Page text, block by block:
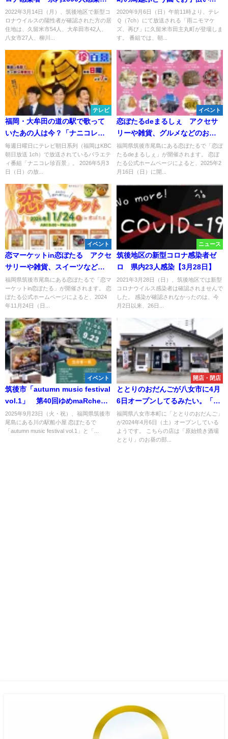
10人死亡【3月14日】
2022年3月14日（月）、筑後地区で新型コ
ロナウイルスの陽性者が確認された方の居
住地は、久留米市54人、大牟田市42人、
八女市27人、柳川...
「雨ニモマケズ、」
2020年9月6日（日）午前11時より、テレ
Ｑ（7ch）にて放送される「雨ニモマケ
ズ、再び」に久留米市田主丸町が登場しま
す。 番組では、朝...
テレビ
福岡・大牟田の道の駅で歌って
いたあの人は今？「ナニコレ珍
百景」5月3日放送
毎週日曜日にテレビ朝日系列（福岡はKBC
朝日放送 1ch）で放送されているバラエテ
ィ番組「ナニコレ珍百景」。 2026年5月3
日（日）の放...
イベント
恋ぼたるdeまるしぇ アクセサ
リーや雑貨、グルメなどのお店
が大集合！（筑後市）
福岡県筑後市尾島にある恋ぼたるで「恋ぼ
たるdeまるしぇ」が開催されます。 恋ぼ
たる公式ホームページによると、2025年2
月16日（日）に開...
イベント
恋マーケットin恋ぼたる アクセ
サリーや雑貨、スイーツなどの
お店がいっぱい！
福岡県筑後市尾島にある恋ぼたるで「恋マ
ーケットin恋ぼたる」が開催されます。 恋
ぼたる公式ホームページによると、2024
年11月24日（日...
ニュース
筑後地区の新型コロナ感染者ゼ
ロ 県内23人感染【3月28日】
2021年3月28日（日）、筑後地区では新型
コロナウイルス感染者は確認されませんで
した。 感染が確認されなかったのは、今
月2日以来、26日...
イベント
筑後市「autumn music festival
vol.1」 第40回ゆめmaRche同
時開催！音楽やグルメなどをゆ
っくりと楽しめる
2025年9月23日（火・祝）、福岡県筑後市
尾島にある川の駅船小屋 恋ぼたるで
「autumn music festival vol.1」と「...
開店・閉店
ととりのおだんごが八女市に4月
6日オープンしてるみたい。「原
始焼き酒場 ととり」のお昼の
部！
福岡県八女市本町に「ととりのおだんご」
が2024年4月6日（土）オープンしている
ようです。 こちらの店は「原始焼き酒場
ととり」のお昼の部...